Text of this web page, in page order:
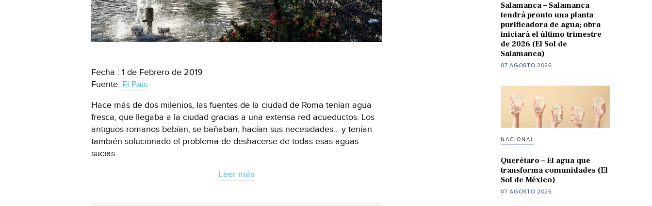
Fecha : 1 de Febrero de 2019
Fuente: El País
Hace más de dos milenios, las fuentes de la ciudad de Roma tenían agua
fresca, que llegaba a la ciudad gracias a una extensa red acueductos. Los
antiguos romanos bebían, se bañaban, hacían sus necesidades… y tenían
también solucionado el problema de deshacerse de todas esas aguas
sucias.
Leer más
Salamanca – Salamanca
tendrá pronto una planta
purificadora de agua; obra
iniciará el último trimestre
de 2026 (El Sol de
Salamanca)
07 AGOSTO 2026
NACIONAL
Querétaro – El agua que
transforma comunidades (El
Sol de México)
07 AGOSTO 2026